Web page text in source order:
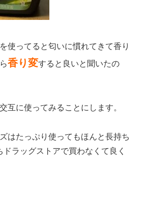
使ってると匂いに慣れてきて香り
香り変すると良いと聞いたの
互に使ってみることにします。
はたっぷり使ってもほんと長持ち
ラッグストアで買わなくて良く